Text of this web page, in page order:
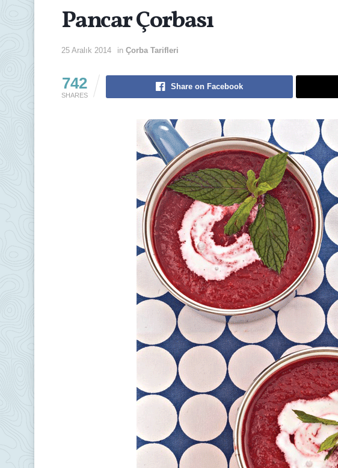
Pancar Çorbası
25 Aralık 2014 in Çorba Tarifleri
742
SHARES
Share on Facebook